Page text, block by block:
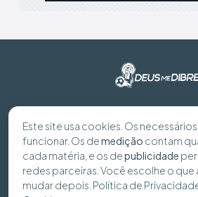
Preferências de
Política de Privacidade Política de
Este site usa cookies. Os
funcionar. Os demedição contam
cada matéria, e os depublicidade
redes parceiras. Você escolhe o
mudar depois. Política de